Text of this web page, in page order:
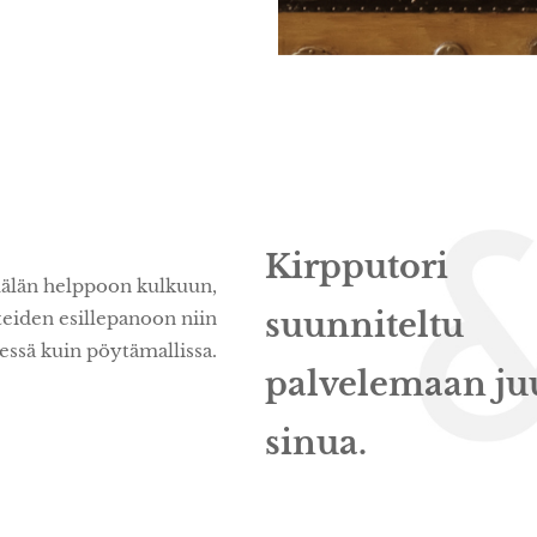
helppoon kulkuun,
esillepanoon niin
kuin pöytämallissa.
Kirpputori
suunniteltu
palvelemaan
sinua.